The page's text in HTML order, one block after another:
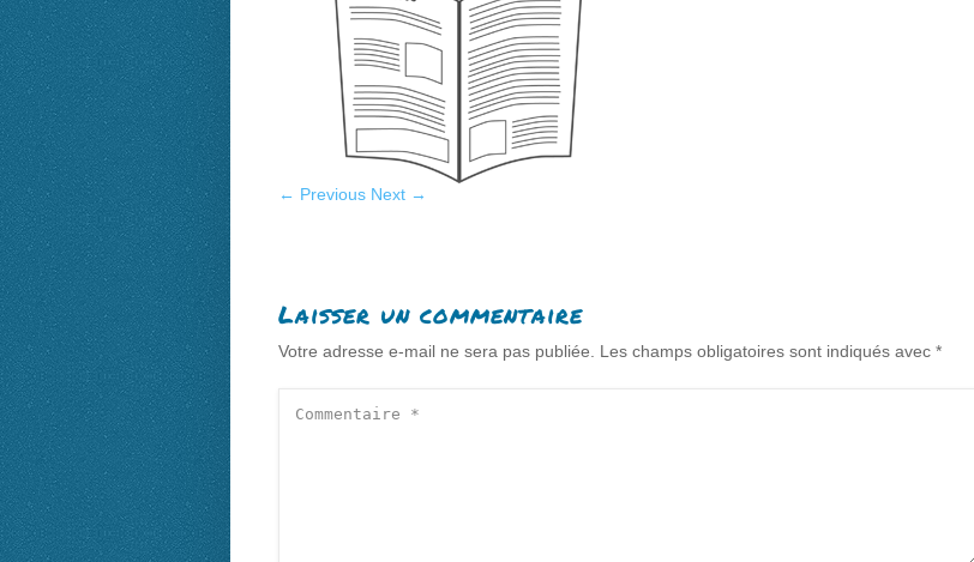
← Previous Next →
Laisser un commentaire
Votre adresse e-mail ne sera pas publiée. Les champs obligatoires sont indiqués avec *